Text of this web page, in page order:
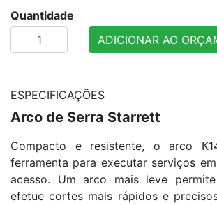
Quantidade
ADICIONAR AO
ESPECIFICAÇÕES
Arco de Serra Starrett
Compacto e resistente, o arco
ferramenta para executar serviços
acesso. Um arco mais leve
efetue cortes mais rápidos e